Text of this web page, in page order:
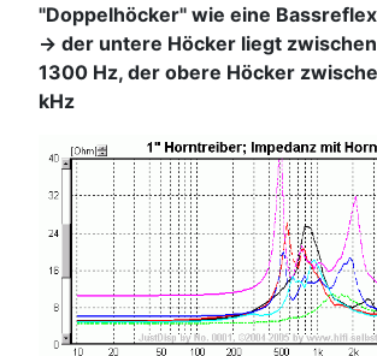
"Doppelhöcker" wie eine
-> der untere Höcker liegt
1300 Hz, der obere Höcker
kHz